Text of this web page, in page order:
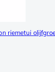
riemetui